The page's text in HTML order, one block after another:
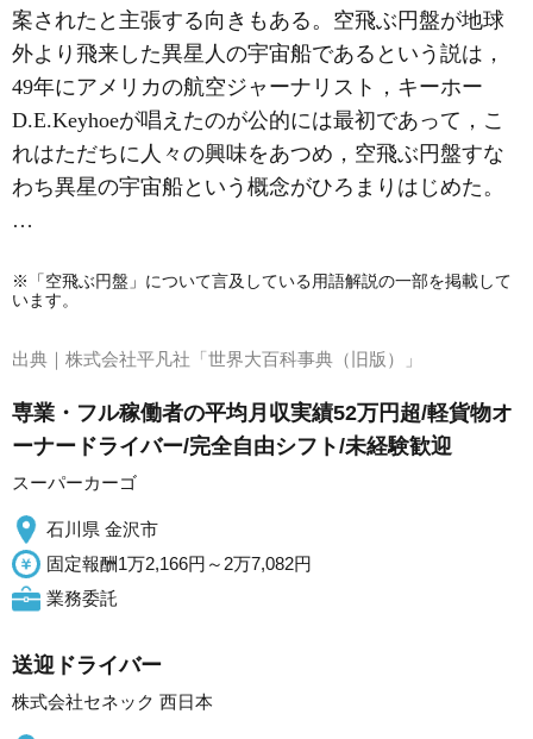
案されたと主張する向きもある。空飛ぶ円盤が地球
外より飛来した異星人の宇宙船であるという説は，
49年にアメリカの航空ジャーナリスト，キーホー
D.E.Keyhoeが唱えたのが公的には最初であって，こ
れはただちに人々の興味をあつめ，空飛ぶ円盤すな
わち異星の宇宙船という概念がひろまりはじめた。
…
※「空飛ぶ円盤」について言及している用語解説の一部を掲載して
います。
出典｜ 株式会社平凡社「世界大百科事典（旧版）」
専業・フル稼働者の平均月収実績52万円超/軽貨物オ
ーナードライバー/完全自由シフト/未経験歓迎
スーパーカーゴ
石川県 金沢市
固定報酬1万2,166円～2万7,082円
業務委託
送迎ドライバー
株式会社セネック 西日本